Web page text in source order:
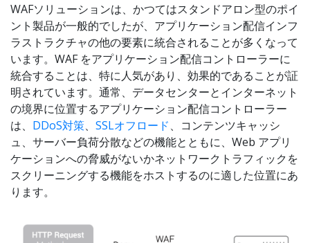
WAFソリューションは、かつてはスタンドアロン型のポイ
ント製品が一般的でしたが、アプリケーション配信インフ
ラストラクチャの他の要素に統合されることが多くなって
います。WAF をアプリケーション配信コントローラーに
統合することは、特に人気があり、効果的であることが証
明されています。通常、データセンターとインターネット
の境界に位置するアプリケーション配信コントローラー
は、 DDoS対策、 SSLオフロード、コンテンツキャッシ
ュ、サーバー負荷分散などの機能とともに、Web アプリ
ケーションへの脅威がないかネットワークトラフィックを
スクリーニングする機能をホストするのに適した位置にあ
ります。